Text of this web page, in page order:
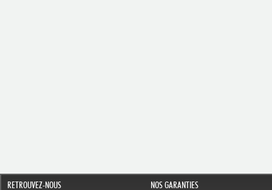
RETROUVEZ-NOUS NOS GARANTIES